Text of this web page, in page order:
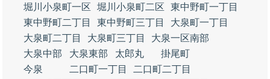
堀川小泉町一区
堀川小泉町二区
東中野町一丁目
東中野町二丁目
東中野町三丁目
大泉町一丁目
大泉町二丁目
大泉町三丁目
大泉一区南部
大泉中部
大泉東部 太郎丸
掛尾町
今泉
二口町一丁目
二口町二丁目